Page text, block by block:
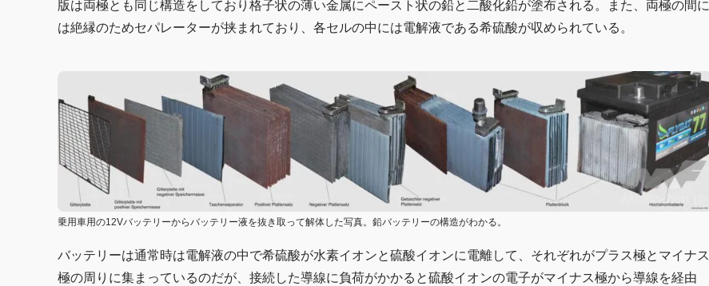
版は両極とも同じ構造をしており格子状の薄い金属にペースト状の鉛と二酸化鉛が塗布される。また、両極の間に
は絶縁のためセパレーターが挟まれており、各セルの中には電解液である希硫酸が収められている。
乗用車用の12Vバッテリーからバッテリー液を抜き取って解体した写真。鉛バッテリーの構造がわかる。
バッテリーは通常時は電解液の中で希硫酸が水素イオンと硫酸イオンに電離して、それぞれがプラス極とマイナス
極の周りに集まっているのだが、接続した導線に負荷がかかると硫酸イオンの電子がマイナス極から導線を経由